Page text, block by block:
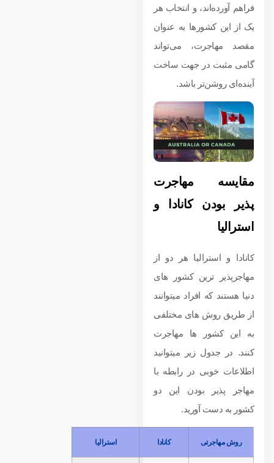
فراهم آورده‌اند، و انتخاب هر
یک از این کشورها به عنوان
مقصد مهاجرت، می‌تواند
گامی مثبت در جهت ساخت
آینده‌ای روشن‌تر باشد.
مقایسه مهاجرت
پذیر بودن کانادا و
استرالیا
کانادا و استرالیا هر دو از
مهاجرپذیر ترین کشور های
دنیا هستند که افراد میتوانند
از طریق روش های مختلفی
به این کشور ها مهاجرت
کنند. در جدول زیر میتوانید
اطلاعات خوبی در رابطه با
مهاجر پذیر بودن این دو
کشور به دست آورید.
روش مهاجرتی کانادا استرالیا